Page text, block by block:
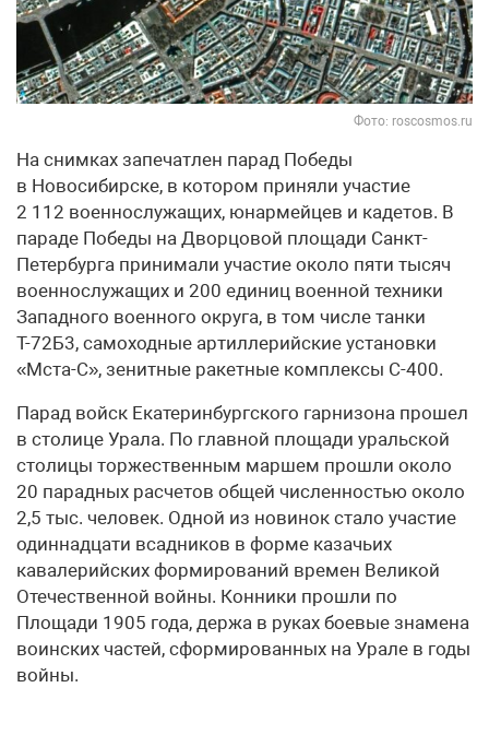
Фото: roscosmos.ru
На снимках запечатлен парад Победы
в Новосибирске, в котором приняли участие
2 112 военнослужащих, юнармейцев и кадетов. В
параде Победы на Дворцовой площади Санкт-
Петербурга принимали участие около пяти тысяч
военнослужащих и 200 единиц военной техники
Западного военного округа, в том числе танки
Т-72Б3, самоходные артиллерийские установки
«Мста-С», зенитные ракетные комплексы С-400.
Парад войск Екатеринбургского гарнизона прошел
в столице Урала. По главной площади уральской
столицы торжественным маршем прошли около
20 парадных расчетов общей численностью около
2,5 тыс. человек. Одной из новинок стало участие
одиннадцати всадников в форме казачьих
кавалерийских формирований времен Великой
Отечественной войны. Конники прошли по
Площади 1905 года, держа в руках боевые знамена
воинских частей, сформированных на Урале в годы
войны.